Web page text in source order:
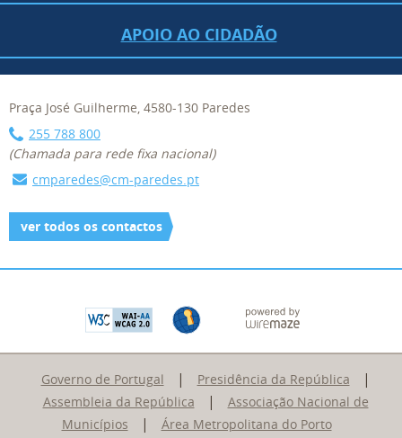
APOIO AO CIDADÃO
Praça José Guilherme, 4580-130 Paredes
255 788 800
(Chamada para rede fixa nacional)
cmparedes@cm-paredes.pt
ver todos os contactos
Governo de Portugal | Presidência da República |
Assembleia da República |
Associação Nacional de
Municípios
| Área Metropolitana do Porto